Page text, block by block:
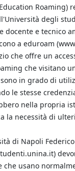
Roaming)
degli
docente e tecnico
a eduroam
che offre un
che visitano
in grado di
le stesse
nella propria
la necessità di
di Napoli
che usano